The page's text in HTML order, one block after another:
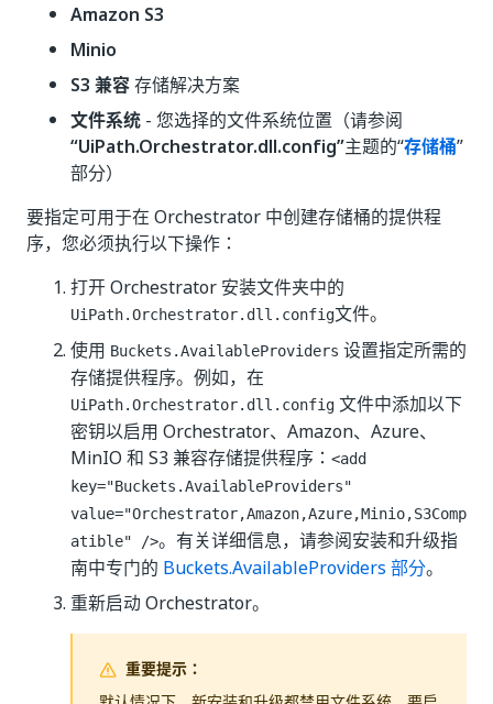
Amazon S3
Minio
S3 兼容存储解决方案
文件系统 - 您选择的文件系统位置（请参阅
“UiPath.Orchestrator.dll.config”主题的“存储桶”
部分）
要指定可用于在 Orchestrator 中创建存储桶的提供程
序，您必须执行以下操作：
打开 Orchestrator 安装文件夹中的
UiPath.Orchestrator.dll.config文件。
使用 Buckets.AvailableProviders 设置指定所需的
存储提供程序。例如，在
UiPath.Orchestrator.dll.config 文件中添加以下
密钥以启用 Orchestrator、Amazon、Azure、
MinIO 和 S3 兼容存储提供程序： <add
key="Buckets.AvailableProviders"
value="Orchestrator,Amazon,Azure,Minio,S3Comp
atible" />。有关详细信息，请参阅安装和升级指
南中专门的 Buckets.AvailableProviders 部分。
重新启动 Orchestrator。
重要提示：